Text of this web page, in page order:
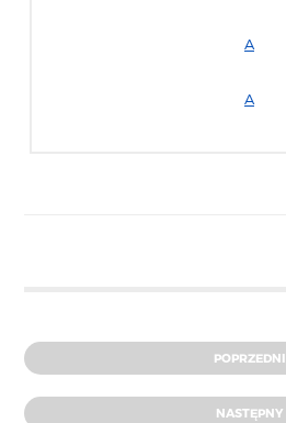
A
A
POPRZEDNI
NASTĘPNY